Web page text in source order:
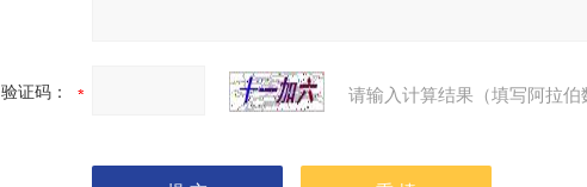
验证码： 请输入计算结果（填写阿拉